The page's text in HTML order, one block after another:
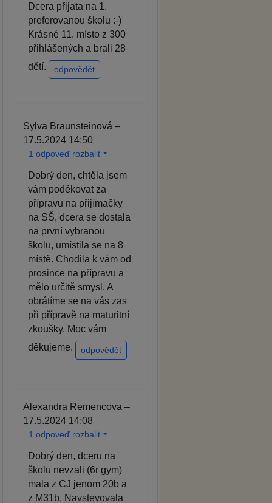
Dcera přijata na 1.
preferovanou školu :-)
Krásné 11. místo z 300
přihlášených a brali 28
dětí.
odpovědět
Sylva Braunsteinová –
17.5.2024 14:50
1 odpoveď rozbalit
Dobrý den, chtěla jsem
vám poděkovat za
přípravu na přijímačky
na SŠ, dcera se dostala
na první vybranou
školu, umístila se na 8
místě. Chodila k vám od
prosince na přípravu a
mělo určitě smysl. A
obrátíme se na vás zas
při přípravě na maturitní
zkoušky. Moc vám
děkujeme.
odpovědět
Alexandra Remencova –
17.5.2024 14:08
1 odpoveď rozbalit
Dobrý den, dceru na
školu nevzali (6r gym)
mala z CJ jenom 20b a
z M31b. Navstevovala